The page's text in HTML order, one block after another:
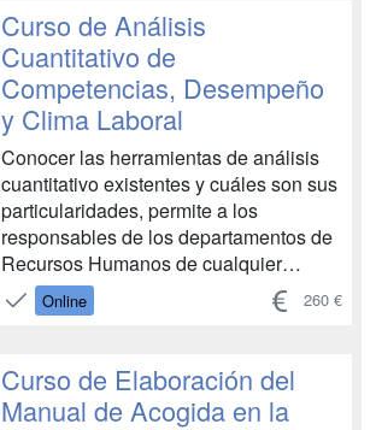
la retroalimentación continua. Estas
herramientas permiten a los g...
Curso de Análisis
Cuantitativo de
Competencias, Desempeño
y Clima Laboral
Conocer las herramientas de análisis
cuantitativo existentes y cuáles son sus
particularidades, permite a los
responsables de los departamentos de
Recursos Humanos de cualquier
empresa definir las técnicas adecuadas
para la obtención de datos pertinentes
trabajo de alto rendimiento, algo para lo
que es impresci...
Online 260 €
Curso de Elaboración del
Manual de Acogida en la